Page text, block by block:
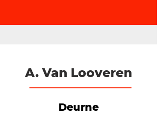
A. Van Looveren
Deurne